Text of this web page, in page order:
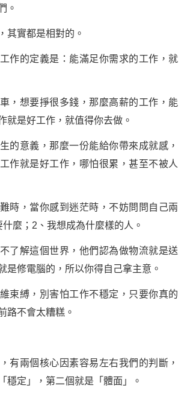
。
實都是相對的。
的定義是：能滿足你需求的工作，就
想要掙很多錢，那麼高薪的工作，能
就是好工作，就值得你去做。
意義，那麼一份能給你帶來成就感，
作就是好工作，哪怕很累，甚至不被人
，當你感到迷茫時，不妨問問自己兩
麼；2、我想成為什麼樣的人。
解這個世界，他們認為做物流就是送
是修電腦的，所以你得自己拿主意。
縛，別害怕工作不穩定，只要你真的
路不會太糟糕。
兩個核心因素容易左右我們的判斷，
穩定」，第二個就是「體面」。